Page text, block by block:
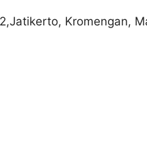
Kromengan,